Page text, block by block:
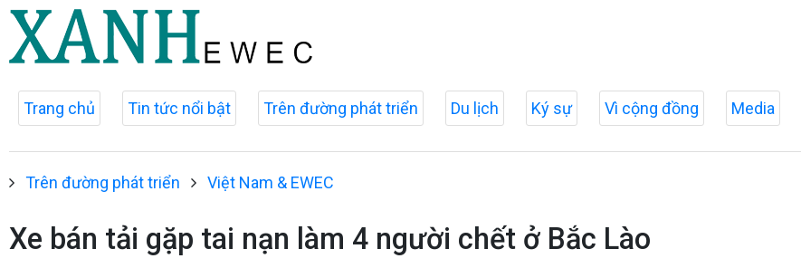
Trang chủ Tin tức nổi bật Trên đường phát triển Du lịch Ký sự Vì cộng đồng Media
Trên đường phát triển Việt Nam & EWEC
Xe bán tải gặp tai nạn làm 4 người chết ở Bắc Lào